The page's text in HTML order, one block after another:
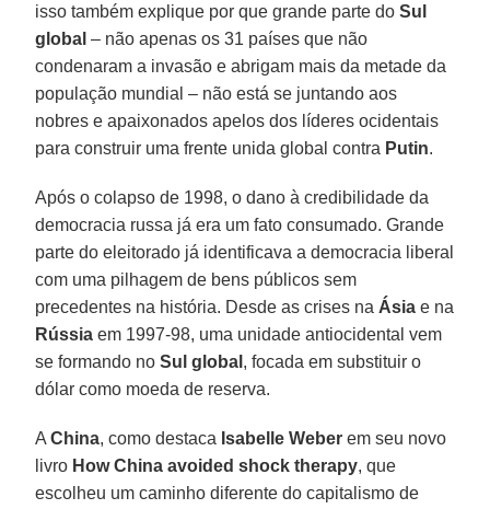
isso também explique por que grande parte doSul
global – não apenas os 31 países que não
condenaram a invasão e abrigam mais da metade da
população mundial – não está se juntando aos
nobres e apaixonados apelos dos líderes ocidentais
para construir uma frente unida global contra Putin.
Após o colapso de 1998, o dano à credibilidade da
democracia russa já era um fato consumado. Grande
parte do eleitorado já identificava a democracia liberal
com uma pilhagem de bens públicos sem
precedentes na história. Desde as crises na Ásia e na
Rússia em 1997-98, uma unidade antiocidental vem
se formando noSul global , focada em substituir o
dólar como moeda de reserva.
AChina, como destaca Isabelle Weber em seu novo
livro How China avoided shock therapy, que
escolheu um caminho diferente do capitalismo de